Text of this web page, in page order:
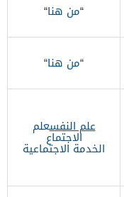
“من هنا“
“من هنا“
​علم النفس​علم
الاجتماع
​الخدمة الاجتماعية